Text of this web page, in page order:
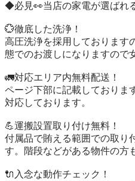
◆必見👀当店の家電が選ばれ
💮徹底した洗浄！
高圧洗浄を採用しております
態でのお渡しになりますので
🚛対応エリア内無料配送！
ページ下部に記載しておりま
対応しております。
💪運搬設置取り付け無料！
付属品で賄える範囲での取り
す。階段などがある物件の方
🔌入念な動作チェック！